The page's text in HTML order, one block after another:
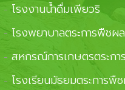
-โรงงานน้ำดื่มเพียวริ
- โรงพยาบาลตระการพืชผล
- สหกรณ์การเกษตรตระก
- โรงเรียนมัธยมตระการพื